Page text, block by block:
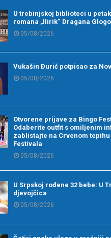
U trebinjskoj biblioteci u
romana „Ilirik“ Dragana
05/08/2026
Vukašin Đurić potpisao za
05/08/2026
Otvorene prijave za Bingo
Odaberite outfit s omiljenim
zablistajte na Crvenom
Festivala
05/08/2026
U Srpskoj rođene 32 bebe: U
djevojčica
05/08/2026